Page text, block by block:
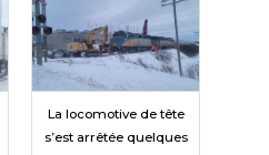
La locomotive de tête
s’est arrêtée quelques